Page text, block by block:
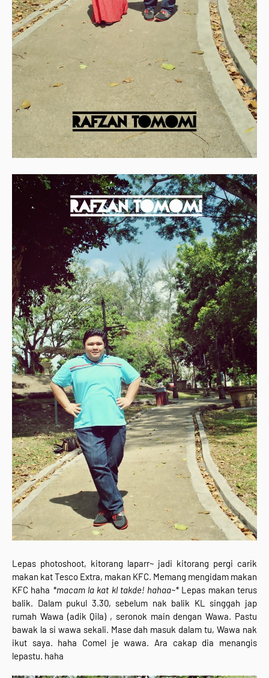
Lepas photoshoot, kitorang laparr~ jadi kitorang pergi carik
makan kat Tesco Extra, makan KFC. Memang mengidam makan
KFC haha *macam la kat kl takde! hahaa~* Lepas makan terus
balik. Dalam pukul 3.30, sebelum nak balik KL singgah jap
rumah Wawa (adik Qila) , seronok main dengan Wawa. Pastu
bawak la si wawa sekali. Mase dah masuk dalam tu, Wawa nak
ikut saya. haha Comel je wawa. Ara cakap dia menangis
lepastu. haha